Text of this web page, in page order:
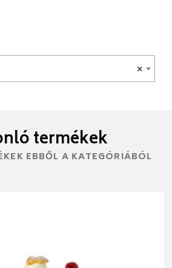
×
termékek
EBBŐL A KATEGÓRIÁBÓL